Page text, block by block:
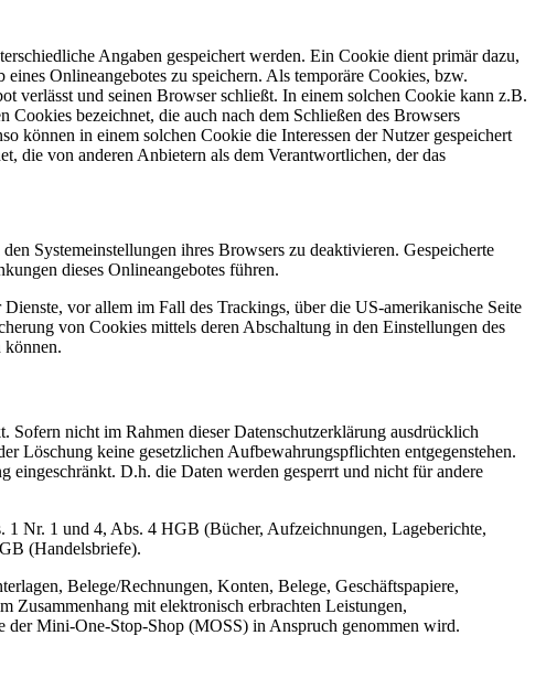
Angaben gespeichert werden. Ein Cookie dient primär dazu,
Onlineangebotes zu speichern. Als temporäre Cookies, bzw.
verlässt und seinen Browser schließt. In einem solchen Cookie kann z.B.
Cookies bezeichnet, die auch nach dem Schließen des Browsers
können in einem solchen Cookie die Interessen der Nutzer gespeichert
die von anderen Anbietern als dem Verantwortlichen, der das
Systemeinstellungen ihres Browsers zu deaktivieren. Gespeicherte
dieses Onlineangebotes führen.
vor allem im Fall des Trackings, über die US-amerikanische Seite
von Cookies mittels deren Abschaltung in den Einstellungen des
können.
nicht im Rahmen dieser Datenschutzerklärung ausdrücklich
Löschung keine gesetzlichen Aufbewahrungspflichten entgegenstehen.
D.h. die Daten werden gesperrt und nicht für andere
1 Nr. 1 und 4, Abs. 4 HGB (Bücher, Aufzeichnungen, Lageberichte,
(Handelsbriefe).
Belege/Rechnungen, Konten, Belege, Geschäftspapiere,
Zusammenhang mit elektronisch erbrachten Leistungen,
der Mini-One-Stop-Shop (MOSS) in Anspruch genommen wird.